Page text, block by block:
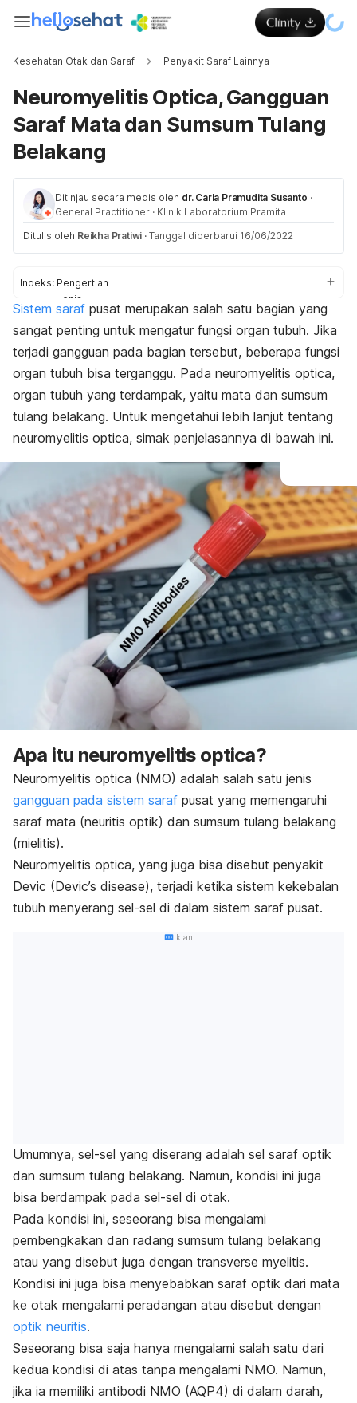
Kesehatan Otak dan Saraf Penyakit Saraf Lainnya
Neuromyelitis Optica, Gangguan
Saraf Mata dan Sumsum Tulang
Belakang
Ditinjau secara medis oleh dr. Carla Pramudita Susanto ·
General Practitioner · Klinik Laboratorium Pramita
Ditulis oleh Reikha Pratiwi · Tanggal diperbarui 16/06/2022
Indeks: Pengertian
Jenis
Gejala
Penyebab
Diagnosis
Pengobatan
Sistem saraf pusat merupakan salah satu bagian yang
sangat penting untuk mengatur fungsi organ tubuh. Jika
terjadi gangguan pada bagian tersebut, beberapa fungsi
organ tubuh bisa terganggu. Pada neuromyelitis optica,
organ tubuh yang terdampak, yaitu mata dan sumsum
tulang belakang. Untuk mengetahui lebih lanjut tentang
neuromyelitis optica, simak penjelasannya di bawah ini.
Apa itu neuromyelitis optica?
Neuromyelitis optica (NMO) adalah salah satu jenis
gangguan pada sistem saraf pusat yang memengaruhi
saraf mata (neuritis optik) dan sumsum tulang belakang
(mielitis).
Neuromyelitis optica, yang juga bisa disebut penyakit
Devic (Devic’s disease), terjadi ketika sistem kekebalan
tubuh menyerang sel-sel di dalam sistem saraf pusat.
Iklan
Umumnya, sel-sel yang diserang adalah sel saraf optik
dan sumsum tulang belakang. Namun, kondisi ini juga
bisa berdampak pada sel-sel di otak.
Pada kondisi ini, seseorang bisa mengalami
pembengkakan dan radang sumsum tulang belakang
atau yang disebut juga dengan transverse myelitis.
Kondisi ini juga bisa menyebabkan saraf optik dari mata
ke otak mengalami peradangan atau disebut dengan
optik neuritis.
Seseorang bisa saja hanya mengalami salah satu dari
kedua kondisi di atas tanpa mengalami NMO. Namun,
jika ia memiliki antibodi NMO (AQP4) di dalam darah,